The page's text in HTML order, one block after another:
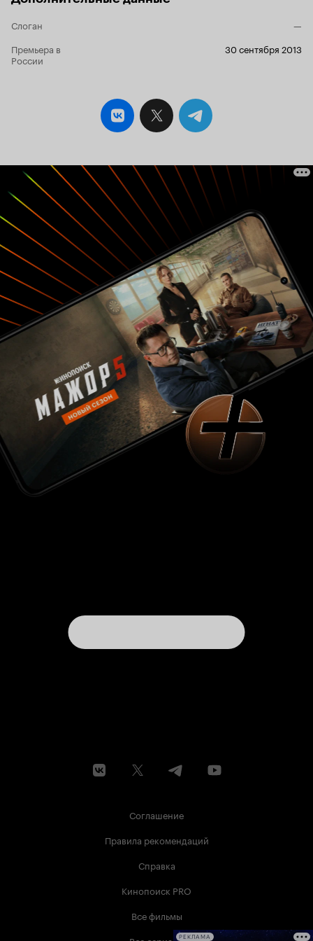
Слоган
—
Премьера в
России
30 сентября 2013
Соглашение
Правила рекомендаций
Справка
Кинопоиск PRO
Все фильмы
РЕКЛАМА